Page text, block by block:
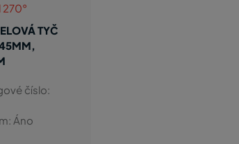
270°
TYČ
číslo:
Áno